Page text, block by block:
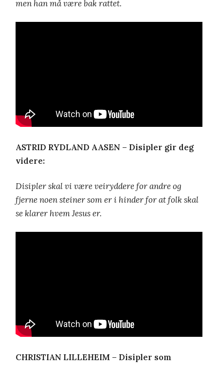
men han må være bak rattet.
ASTRID RYDLAND AASEN – Disipler gir deg
videre:
Disipler skal vi være veiryddere for andre og
fjerne noen steiner som er i hinder for at folk skal
se klarer hvem Jesus er.
CHRISTIAN LILLEHEIM – Disipler som